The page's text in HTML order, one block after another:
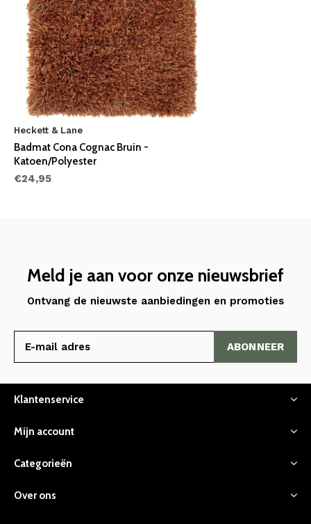
Heckett & Lane
Badmat Cona Cognac Bruin -
Katoen/Polyester
€24,95
Meld je aan voor onze nieuwsbrief
Ontvang de nieuwste aanbiedingen en promoties
ABONNEER
Klantenservice
Mijn account
Categorieën
Over ons